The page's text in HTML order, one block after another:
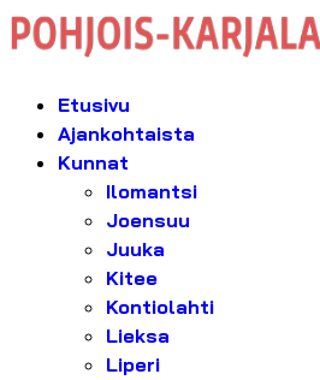
Etusivu
Ajankohtaista
Kunnat
Ilomantsi
Joensuu
Juuka
Kitee
Kontiolahti
Lieksa
Liperi